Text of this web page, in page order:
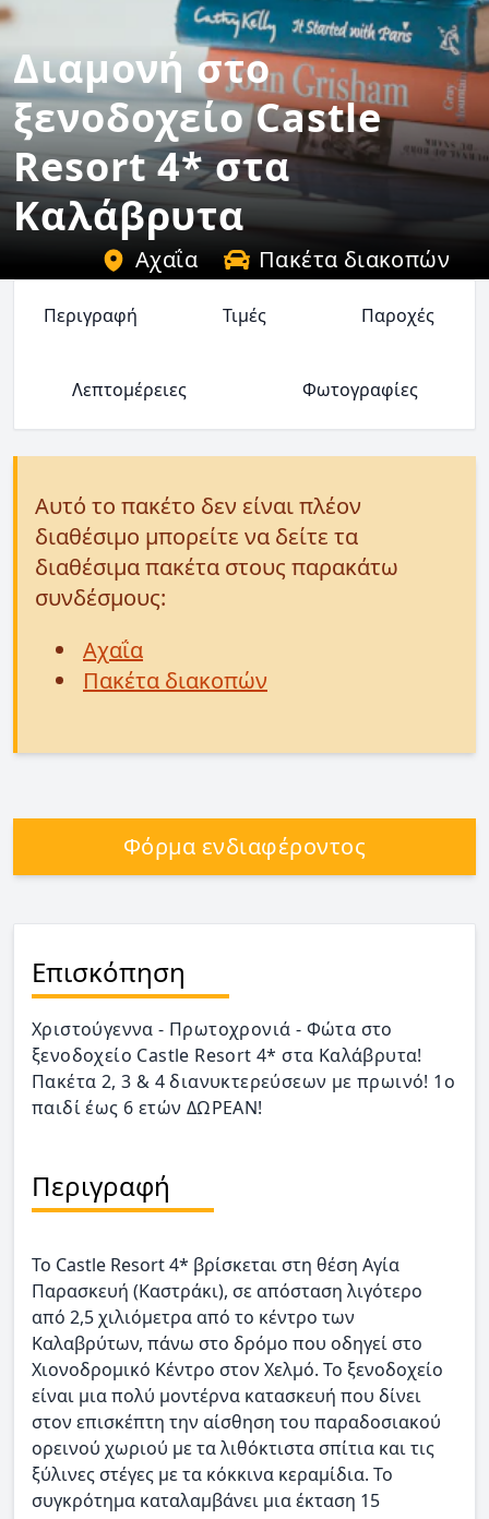
Διαμονή στο
ξενοδοχείο Castle
Resort 4* στα
Καλάβρυτα
Αχαΐα Πακέτα διακοπών
Περιγραφή Τιμές Παροχές
Λεπτομέρειες Φωτογραφίες
Αυτό το πακέτο δεν είναι πλέον
διαθέσιμο μπορείτε να δείτε τα
διαθέσιμα πακέτα στους παρακάτω
συνδέσμους:
Αχαΐα
Πακέτα διακοπών
Φόρμα ενδιαφέροντος
Επισκόπηση
Χριστούγεννα - Πρωτοχρονιά - Φώτα στο
ξενοδοχείο Castle Resort 4* στα Καλάβρυτα!
Πακέτα 2, 3 & 4 διανυκτερεύσεων με πρωινό! 1ο
παιδί έως 6 ετών ΔΩΡΕΑΝ!
Περιγραφή
Το Castle Resort 4* βρίσκεται στη θέση Αγία
Παρασκευή (Καστράκι), σε απόσταση λιγότερο
από 2,5 χιλιόμετρα από το κέντρο των
Καλαβρύτων, πάνω στο δρόμο που οδηγεί στο
Χιονοδρομικό Κέντρο στον Χελμό. Το ξενοδοχείο
είναι μια πολύ μοντέρνα κατασκευή που δίνει
στον επισκέπτη την αίσθηση του παραδοσιακού
ορεινού χωριού με τα λιθόκτιστα σπίτια και τις
ξύλινες στέγες με τα κόκκινα κεραμίδια. Το
συγκρότημα καταλαμβάνει μια έκταση 15